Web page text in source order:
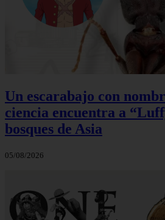
Un escarabajo con
ciencia encuentra a
bosques de Asia
05/08/2026